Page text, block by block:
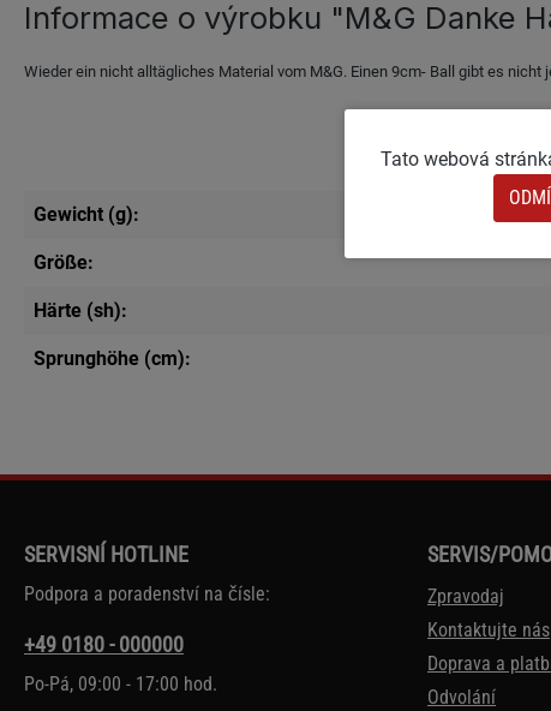
Informace o výrobku "M&G Danke
Wieder ein nicht alltägliches Material vom M&G. Einen 9cm- Ball gibt es
Gewicht (g):
Größe:
Härte (sh):
Sprunghöhe (cm):
SERVISNÍ HOTLINE
Podpora a poradenství na čísle:
+49 0180 - 000000
Po-Pá, 09:00 - 17:00 hod.
SERVIS/
Zpravodaj
Kontaktujte nás
Doprava a
Odvolání
Tato webová